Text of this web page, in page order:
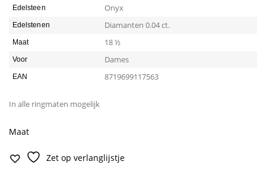
Edelsteen Onyx
Edelstenen Diamanten 0.04 ct.
Maat 18 ½
Voor Dames
EAN 8719699117563
In alle ringmaten mogelijk
Maat
Zet op verlanglijstje